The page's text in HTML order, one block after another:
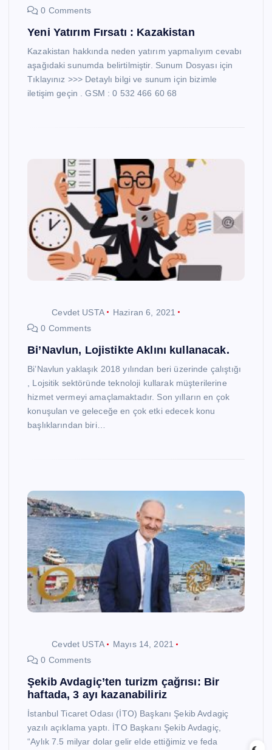
0 Comments
Yeni Yatırım Fırsatı : Kazakistan
Kazakistan hakkında neden yatırım yapmalıyım cevabı
aşağıdaki sunumda belirtilmiştir. Sunum Dosyası için
Tıklayınız >>> Detaylı bilgi ve sunum için bizimle
iletişim geçin . GSM : 0 532 466 60 68
Cevdet USTA
Haziran 6, 2021
0 Comments
Bi’Navlun, Lojistikte Aklını kullanacak.
Bi’Navlun yaklaşık 2018 yılından beri üzerinde çalıştığı
, Lojsitik sektöründe teknoloji kullarak müşterilerine
hizmet vermeyi amaçlamaktadır. Son yılların en çok
konuşulan ve geleceğe en çok etki edecek konu
başlıklarından biri…
Cevdet USTA
Mayıs 14, 2021
0 Comments
Şekib Avdagiç’ten turizm çağrısı: Bir
haftada, 3 ayı kazanabiliriz
İstanbul Ticaret Odası (İTO) Başkanı Şekib Avdagiç
yazılı açıklama yaptı. İTO Başkanı Şekib Avdagiç,
“Aylık 7.5 milyar dolar gelir elde ettiğimiz ve feda